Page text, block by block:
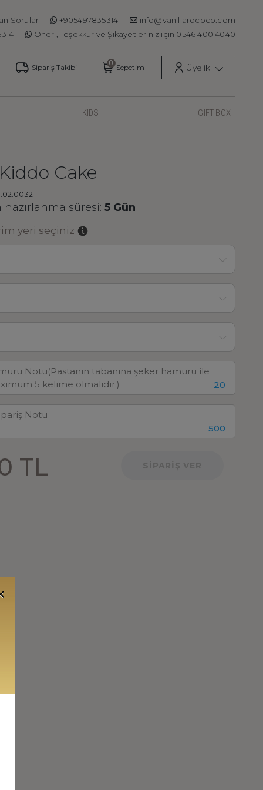
Sorular +905497835314
info@vanillarococo.com
Öneri, Teşekkür ve Şikayetleriniz için 0546 400 4040
Sipariş Takibi Sepetim Üyelik
KIDS GIFT BOX
Cake
süresi: 5 Gün
yeri seçiniz
20
500
TL SİPARİŞ VER